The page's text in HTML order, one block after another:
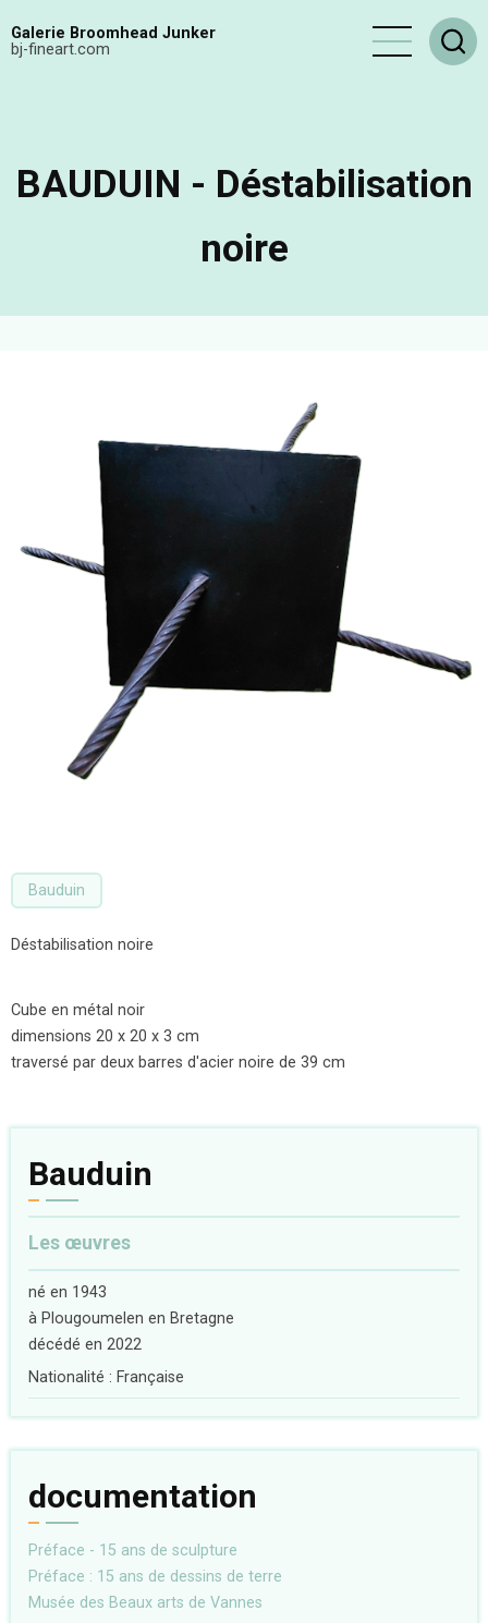
auGalerie Broomhead Junker
bj-fineart.com
BAUDUIN - Déstabilisation
noire
Bauduin
Déstabilisation noire
Cube en métal noir
dimensions 20 x 20 x 3 cm
traversé par deux barres d'acier noire de 39 cm
Bauduin
Les œuvres
né en 1943
à Plougoumelen en Bretagne
décédé en 2022
Nationalité : Française
documentation
Préface - 15 ans de sculpture
Préface : 15 ans de dessins de terre
Musée des Beaux arts de Vannes